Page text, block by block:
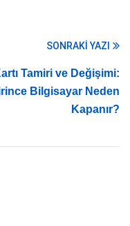
SONRAKI YAZI
Tamiri ve Değişimi:
Bilgisayar Neden
Kapanır?